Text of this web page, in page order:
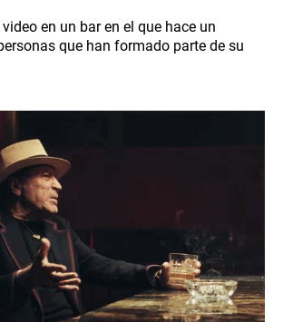
en un bar en el que hace un
que han formado parte de su